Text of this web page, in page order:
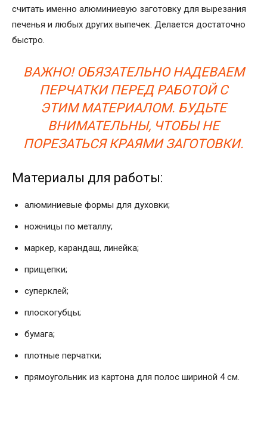
считать именно алюминиевую заготовку для вырезания
печенья и любых других выпечек. Делается достаточно
быстро.
ВАЖНО! ОБЯЗАТЕЛЬНО НАДЕВАЕМ
ПЕРЧАТКИ ПЕРЕД РАБОТОЙ С
ЭТИМ МАТЕРИАЛОМ. БУДЬТЕ
ВНИМАТЕЛЬНЫ, ЧТОБЫ НЕ
ПОРЕЗАТЬСЯ КРАЯМИ ЗАГОТОВКИ.
Материалы для работы:
алюминиевые формы для духовки;
ножницы по металлу;
маркер, карандаш, линейка;
прищепки;
суперклей;
плоскогубцы;
бумага;
плотные перчатки;
прямоугольник из картона для полос шириной 4 см.